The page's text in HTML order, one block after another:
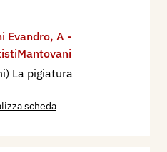
Evandro, A -
La pigiatura
scheda